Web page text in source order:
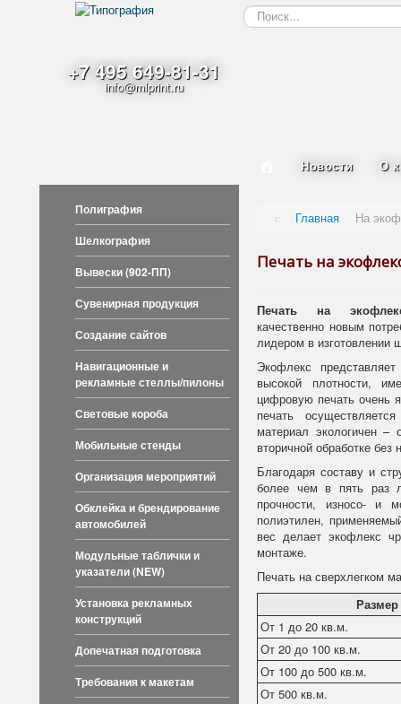
+7 495 649-81-31
info@mlprint.ru
Искать...
Новости О
Полиграфия
Шелкография
Вывески (902-ПП)
Сувенирная продукция
Создание сайтов
Навигационные и
рекламные стеллы/пилоны
Световые короба
Мобильные стенды
Организация мероприятий
Обклейка и брендирование
автомобилей
Модульные таблички и
указатели (NEW)
Установка рекламных
конструкций
Допечатная подготовка
Требования к макетам
Главная На
Печать на
Печать на
качественно новым
лидером в изготовлении
Экофлекс
высокой плотности,
цифровую печать очень
печать
материал экологичен –
вторичной обработке
Благодаря составу и
более чем в пять раз
прочности, износо- и
полиэтилен,
вес делает экофлекс
монтаже.
Печать на сверхлегком
Размер
От 1 до 20 кв.м.
От 20 до 100 кв.м.
От 100 до 500 кв.м.
От 500 кв.м.